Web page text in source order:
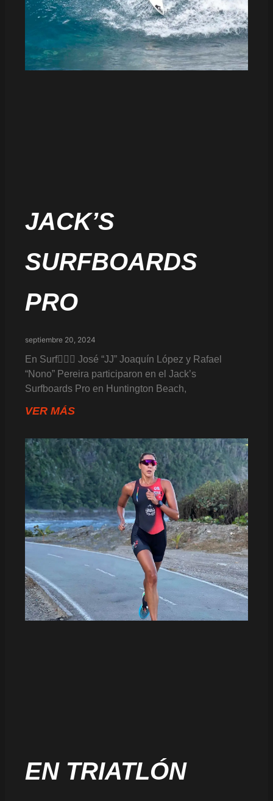
JACK’S
SURFBOARDS
PRO
septiembre 20, 2024
En Surf🏄🏻‍♂️ José “JJ” Joaquín López y Rafael
“Nono” Pereira participaron en el Jack’s
Surfboards Pro en Huntington Beach,
VER MÁS
EN TRIATLÓN